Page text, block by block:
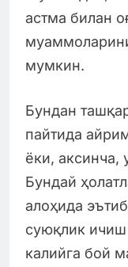
астма билан
мумкин.
Бундан
пайтида
ёки, аксинча,
Бундай
алоҳида
суюқлик
калийга бой